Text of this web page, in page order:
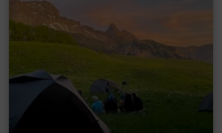
Un super séjour dans un cadre magnifique.
Les animateurs sont au top et super
agréables. Les repas sont excellents, tout est
dans la bienveillance et la bonne humeur .
Nous recommandons ce séjour.
Merci pour ce retour et votre enthousiasme
vis-à-vis de votre expérience avec nous en
randonnée et yoga. Ce sera un plaisir de vous